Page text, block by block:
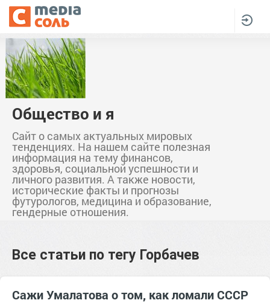
Общество и я
Сайт о самых актуальных мировых
тенденциях. На нашем сайте полезная
информация на тему финансов,
здоровья, социальной успешности и
личного развития. А также новости,
исторические факты и прогнозы
футурологов, медицина и образование,
гендерные отношения.
Все статьи по тегу Горбачев
Сажи Умалатова о том, как ломали СССР